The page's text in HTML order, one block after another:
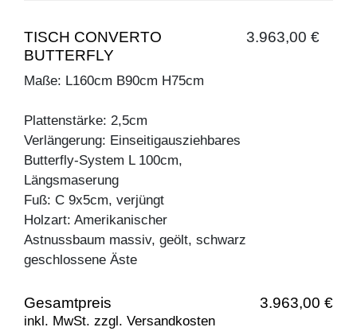
TISCH CONVERTO
BUTTERFLY
3.963,00 €
Maße: L160cm B90cm H75cm
Plattenstärke: 2,5cm
Verlängerung: Einseitigausziehbares
Butterfly-System L 100cm,
Längsmaserung
Fuß: C 9x5cm, verjüngt
Holzart: Amerikanischer
Astnussbaum massiv, geölt, schwarz
geschlossene Äste
Gesamtpreis 3.963,00 €
inkl. MwSt. zzgl. Versandkosten